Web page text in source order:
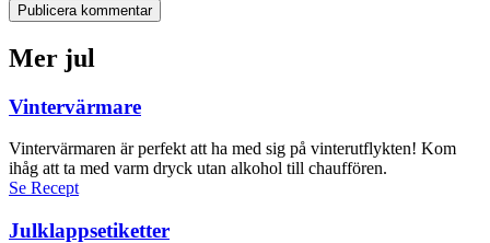
Publicera kommentar
Mer jul
Vintervärmare
Vintervärmaren är perfekt att ha med sig på vinterutflykten! Kom
ihåg att ta med varm dryck utan alkohol till chauffören.
Se Recept
Julklappsetiketter